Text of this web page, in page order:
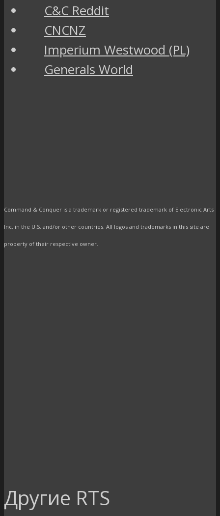
C&C Reddit
CNCNZ
Imperium Westwood (PL)
Generals World
Command & Conquer is a trademark or registered trademark of Electronic Arts
Inc. in the U.S. and/or other countries. All logos and trademarks in this site are
property of their respective owner.
Другие RTS